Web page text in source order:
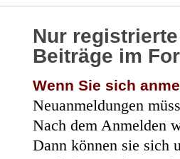
Nur
Beiträge im
Wenn Sie sich
Neuanmeldungen
Nach dem Anmelden
Dann können sie sich